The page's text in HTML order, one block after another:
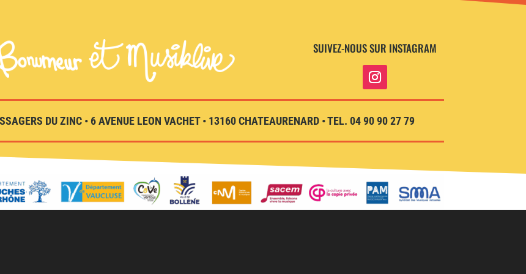
SUIVEZ-NOUS SUR INSTAGRAM
DU ZINC • 6 AVENUE LEON VACHET • 13160 CHATEAURENARD • TEL. 04 90 90 27 79